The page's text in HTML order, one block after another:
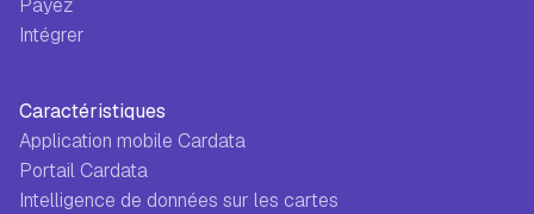
Payez
Intégrer
Caractéristiques
Application mobile Cardata
Portail Cardata
Intelligence de données sur les cartes